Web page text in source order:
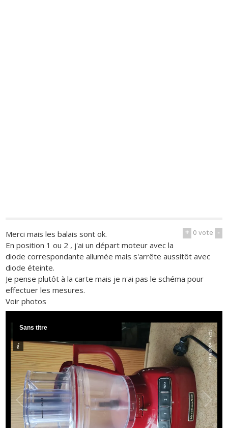
+ 0vote -
Merci mais les balais sont ok.
En position 1 ou 2 , j'ai un départ moteur avec la
diode correspondante allumée mais s'arrête aussitôt avec
diode éteinte.
Je pense plutôt à la carte mais je n'ai pas le schéma pour
effectuer les mesures.
Voir photos
Sans titre